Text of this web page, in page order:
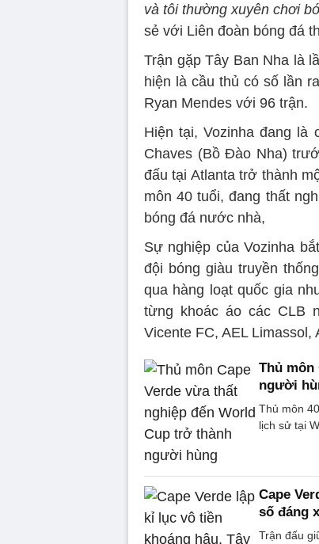
và tôi thường xuyên chơi
sẻ với Liên đoàn bóng đá
Trận gặp Tây Ban Nha là
hiện là cầu thủ có số lần
Ryan Mendes với 96 trận.
Hiện tại, Vozinha đang
Chaves (Bồ Đào Nha)
đấu tại Atlanta trở thành
môn 40 tuổi, đang thất
bóng đá nước nhà,
Sự nghiệp của Vozinha
đội bóng giàu truyền
qua hàng loạt quốc gia
từng khoác áo các CLB
Vicente FC, AEL Limassol,
Thủ môn
người
Thủ môn
lịch sử tại
Cape
số đáng
Trận đấu